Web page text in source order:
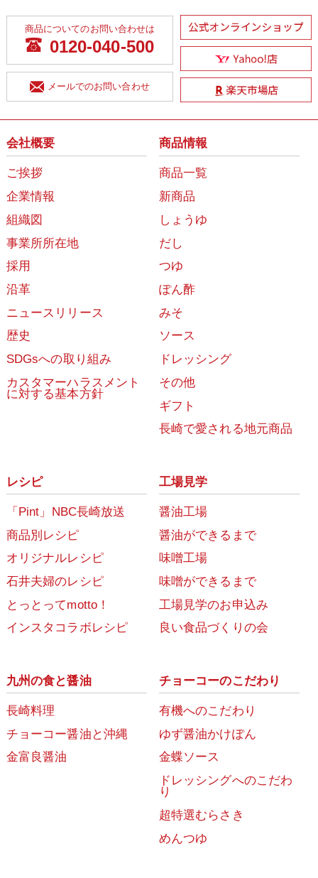
商品についてのお問い合わせは
0120-040-500
メールでのお問い合わせ
会社概要
ご挨拶
企業情報
組織図
事業所所在地
採用
沿革
ニュースリリース
歴史
SDGsへの取り組み
カスタマーハラスメント
に対する基本方針
商品情報
商品一覧
新商品
しょうゆ
だし
つゆ
ぽん酢
みそ
ソース
ドレッシング
その他
ギフト
長崎で愛される地元商品
レシピ
「Pint」NBC長崎放送
商品別レシピ
オリジナルレシピ
石井夫婦のレシピ
とっとってmotto！
インスタコラボレシピ
工場見学
醤油工場
醤油ができるまで
味噌工場
味噌ができるまで
工場見学のお申込み
良い食品づくりの会
九州の食と醤油
長崎料理
チョーコー醤油と沖縄
金富良醤油
チョーコーのこだわり
有機へのこだわり
ゆず醤油かけぽん
金蝶ソース
ドレッシングへのこだわ
り
超特選むらさき
めんつゆ